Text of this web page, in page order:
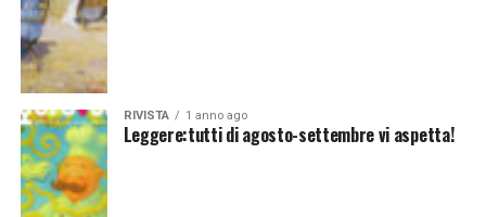
RIVISTA 1 anno ago
Leggere:tutti di agosto-settembre vi aspetta!